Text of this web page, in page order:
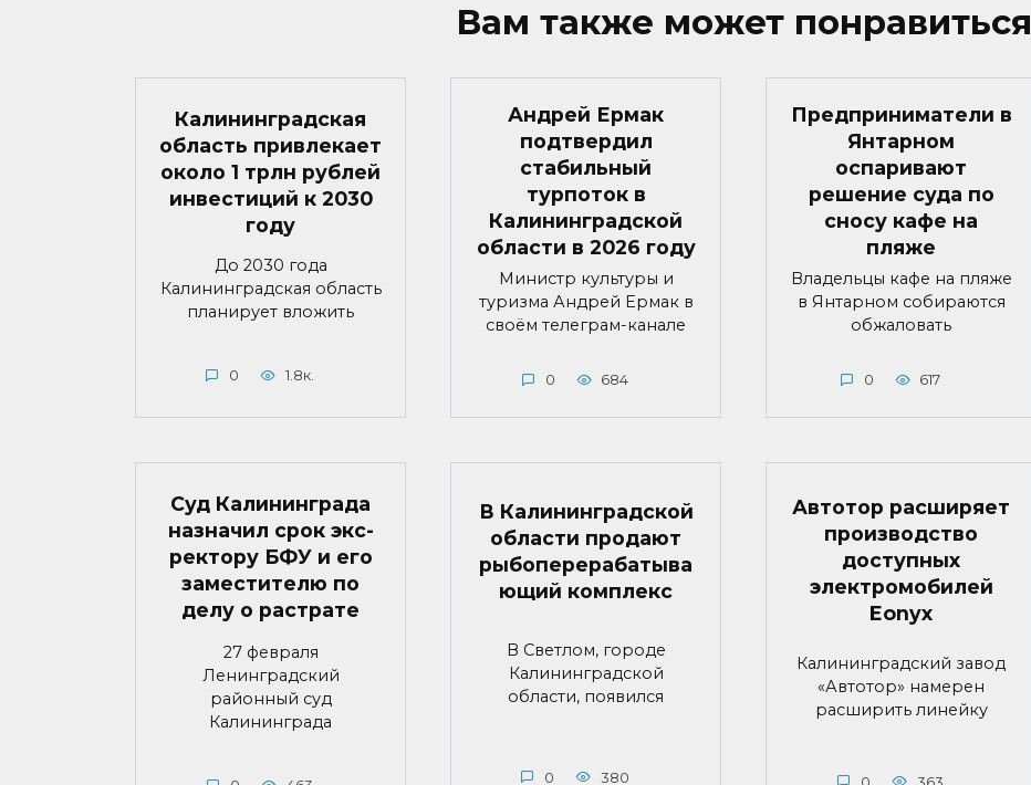
Вам также может понравиться
Калининградская
область привлекает
около 1 трлн рублей
инвестиций к 2030
году
До 2030 года
Калининградская область
планирует вложить
0 1.8к.
Андрей Ермак
подтвердил
стабильный
турпоток в
Калининградской
области в 2026 году
Министр культуры и
туризма Андрей Ермак в
своём телеграм-канале
0 684
Предприниматели в
Янтарном
оспаривают
решение суда по
сносу кафе на
пляже
Владельцы кафе на пляже
в Янтарном собираются
обжаловать
0 617
Суд Калининграда
назначил срок экс-
ректору БФУ и его
заместителю по
делу о растрате
27 февраля
Ленинградский
районный суд
Калининграда
В Калининградской
области продают
рыбоперерабатыва
ющий комплекс
В Светлом, городе
Калининградской
области, появился
0 380
Автотор расширяет
производство
доступных
электромобилей
Eonyx
Калининградский завод
«Автотор» намерен
расширить линейку